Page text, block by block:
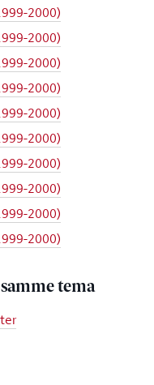
2000)
2000)
2000)
2000)
2000)
2000)
2000)
2000)
2000)
2000)
tema